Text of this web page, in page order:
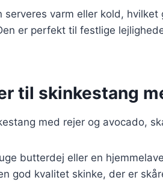
serveres varm eller kold,
er perfekt til festlige
til skinkestang
med rejer og avocado,
butterdej eller en
god kvalitet skinke, der er